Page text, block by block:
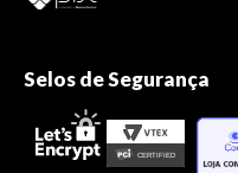
Selos de Segurança